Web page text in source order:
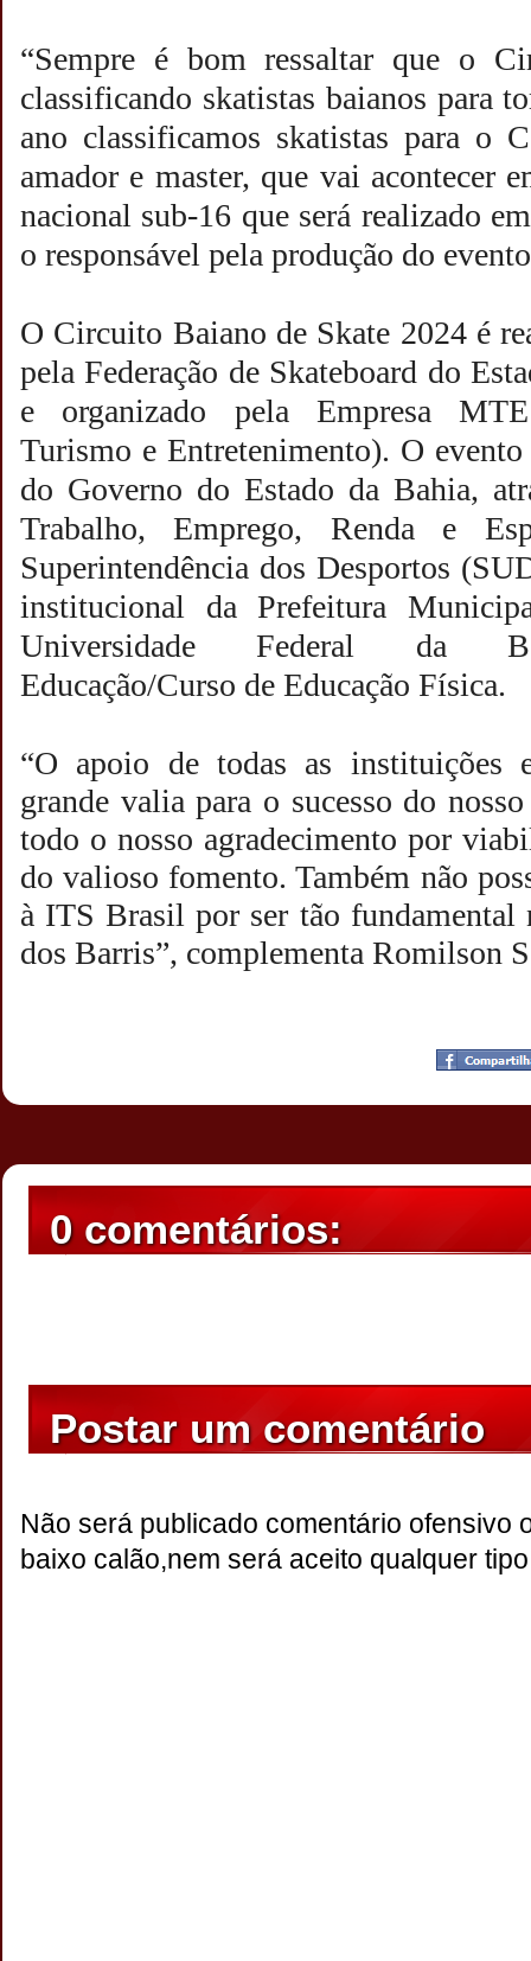
“Sempre é bom ressaltar que o
classificando skatistas baianos para
ano classificamos skatistas para o
amador e master, que vai acontecer
nacional sub-16 que será realizado
o responsável pela produção do
O Circuito Baiano de Skate 2024 é
pela Federação de Skateboard do
e organizado pela Empresa
Turismo e Entretenimento). O
do Governo do Estado da Bahia,
Trabalho, Emprego, Renda e
Superintendência dos Desportos
institucional da Prefeitura
Universidade Federal da
Educação/Curso de Educação Física.
“O apoio de todas as instituições
grande valia para o sucesso do
todo o nosso agradecimento por
do valioso fomento. Também não
à ITS Brasil por ser tão fundamental
dos Barris”, complementa Romilson
20:35
0 comentários:
Postar um comentário
Não será publicado comentário ofensivo
baixo calão,nem será aceito qualquer